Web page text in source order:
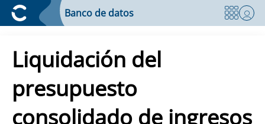
Banco de datos
Liquidación del
presupuesto
consolidado de ingresos